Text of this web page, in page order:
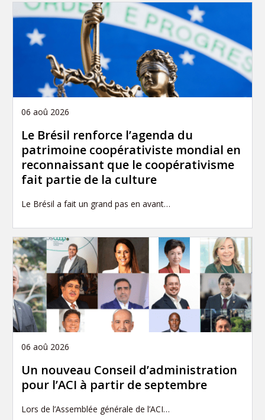
06 aoû 2026
Le Brésil renforce l’agenda du
patrimoine coopérativiste mondial en
reconnaissant que le coopérativisme
fait partie de la culture
Le Brésil a fait un grand pas en avant…
06 aoû 2026
Un nouveau Conseil d’administration
pour l’ACI à partir de septembre
Lors de l’Assemblée générale de l’ACI…